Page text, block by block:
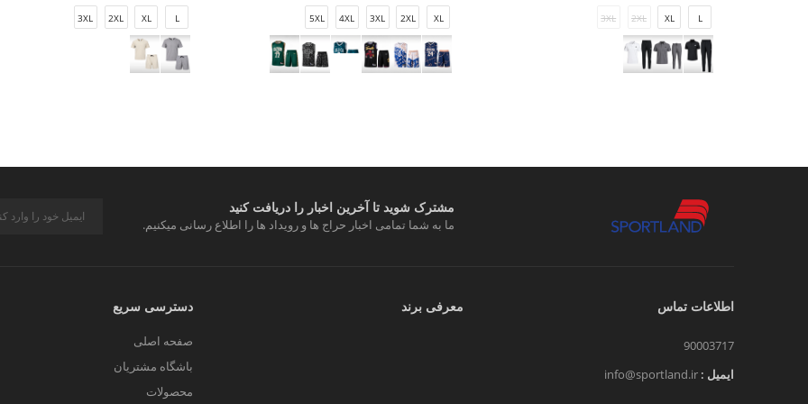
L
XL
2XL
3XL
XL
2XL
3XL
4XL
5XL
L
XL
2XL
3XL
مشترک شوید تا آخرین اخبار را دریافت کنید
ما به شما تمامی اخبار حراج ها و رویداد ها را اطلاع رسانی میکنیم.
اطلاعات تماس
90003717
ایمیل : info@sportland.ir
معرفی برند دسترسی سریع
صفحه اصلی
باشگاه مشتریان
محصولات